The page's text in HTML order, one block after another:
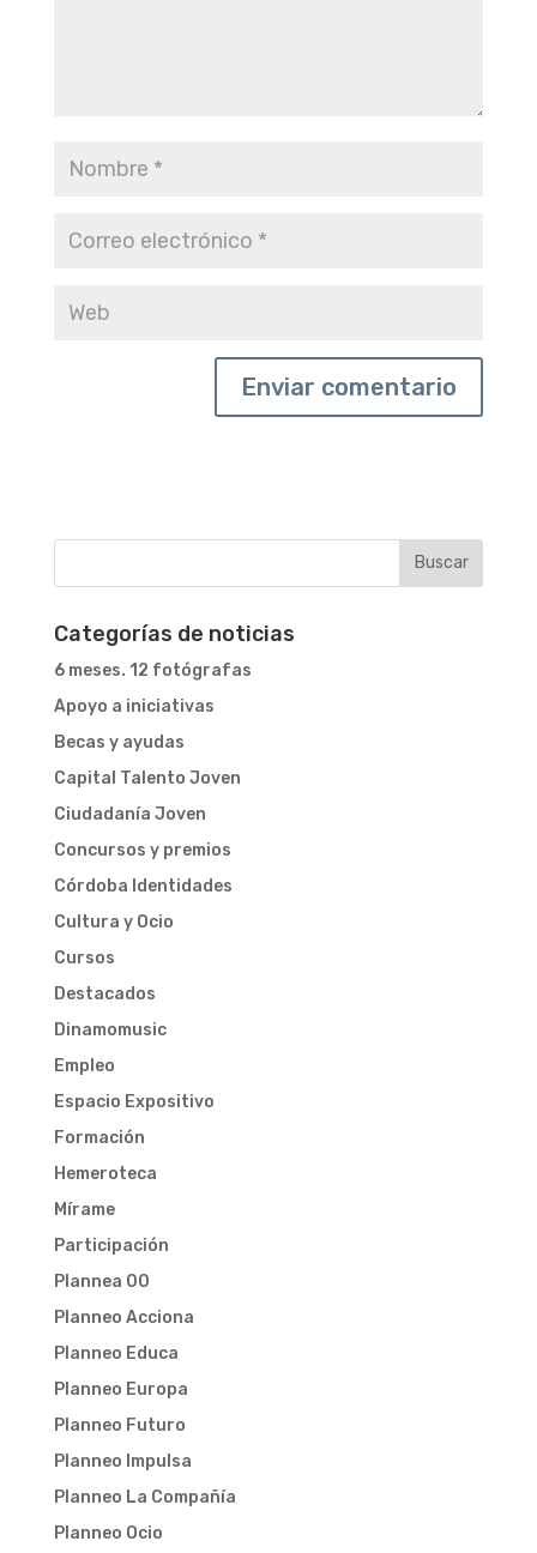
Categorías de noticias
6 meses. 12 fotógrafas
Apoyo a iniciativas
Becas y ayudas
Capital Talento Joven
Ciudadanía Joven
Concursos y premios
Córdoba Identidades
Cultura y Ocio
Cursos
Destacados
Dinamomusic
Empleo
Espacio Expositivo
Formación
Hemeroteca
Mírame
Participación
Plannea 00
Planneo Acciona
Planneo Educa
Planneo Europa
Planneo Futuro
Planneo Impulsa
Planneo La Compañía
Planneo Ocio